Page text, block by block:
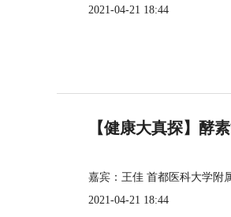
2021-04-21 18:44
【健康大真探】酵
嘉宾：王佳 首都医科大学附
2021-04-21 18:44